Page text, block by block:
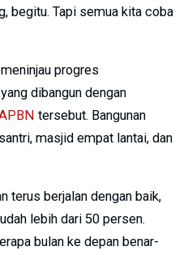
begitu. Tapi semua kita coba
progres
dibangun dengan
tersebut. Bangunan
masjid empat lantai, dan
terus berjalan dengan baik,
lebih dari 50 persen.
bulan ke depan benar-